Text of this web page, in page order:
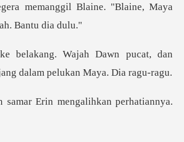
memanggil Blaine. "Bl
Dawn pucat, dan
rin mengalihkan perhat